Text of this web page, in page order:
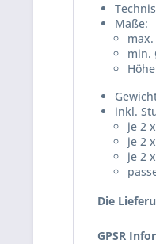
Maße:
min.
inkl.
je 2
je 2
je 2
Die
GPSR